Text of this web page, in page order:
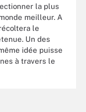
la plus
meilleur. A
le
Un des
idée puisse
à travers le